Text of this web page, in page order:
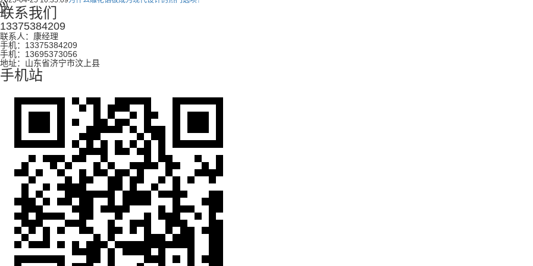
联系我们
13375384209
联系人：康经理
手机：13375384209
手机：13695373056
地址：山东省济宁市汶上县
手机站